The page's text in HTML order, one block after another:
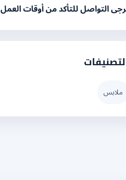
التواصل للتأكد من أوقات العمل
ملابس